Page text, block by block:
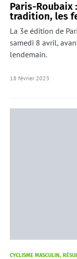
Paris-Roubaix
tradition, les
La 3e édition de
samedi 8 avril,
lendemain.
18 février 2023
CYCLISME MASCULIN